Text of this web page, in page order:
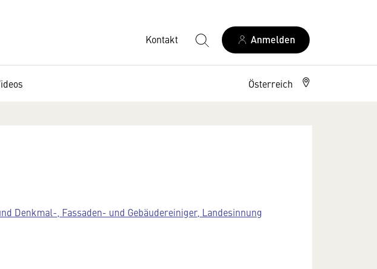
Kontakt Anmelden
Österreich
Denkmal-, Fassaden- und Gebäudereiniger, Landesinnung